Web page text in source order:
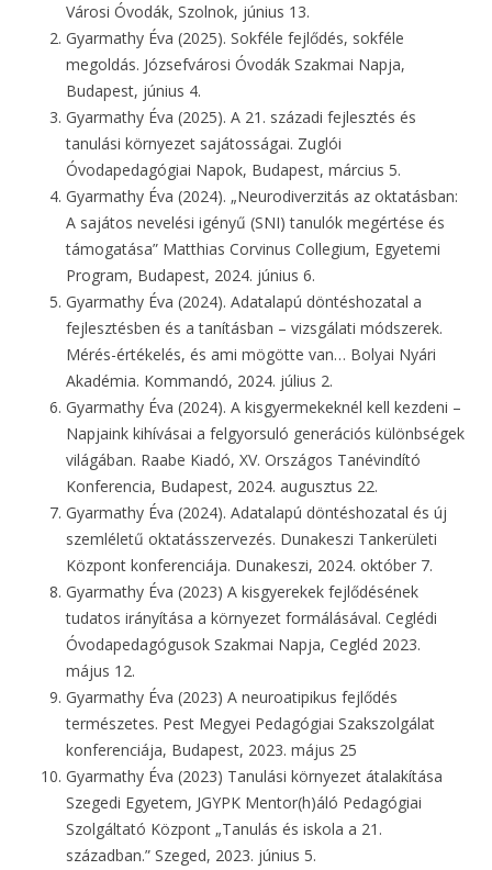
Városi Óvodák, Szolnok, június 13.
Gyarmathy Éva (2025). Sokféle fejlődés, sokféle
megoldás. Józsefvárosi Óvodák Szakmai Napja,
Budapest, június 4.
Gyarmathy Éva (2025). A 21. századi fejlesztés és
tanulási környezet sajátosságai. Zuglói
Óvodapedagógiai Napok, Budapest, március 5.
Gyarmathy Éva (2024). „Neurodiverzitás az oktatásban:
A sajátos nevelési igényű (SNI) tanulók megértése és
támogatása” Matthias Corvinus Collegium, Egyetemi
Program, Budapest, 2024. június 6.
Gyarmathy Éva (2024). Adatalapú döntéshozatal a
fejlesztésben és a tanításban – vizsgálati módszerek.
Mérés-értékelés, és ami mögötte van… Bolyai Nyári
Akadémia. Kommandó, 2024. július 2.
Gyarmathy Éva (2024). A kisgyermekeknél kell kezdeni –
Napjaink kihívásai a felgyorsuló generációs különbségek
világában. Raabe Kiadó, XV. Országos Tanévindító
Konferencia, Budapest, 2024. augusztus 22.
Gyarmathy Éva (2024). Adatalapú döntéshozatal és új
szemléletű oktatásszervezés. Dunakeszi Tankerületi
Központ konferenciája. Dunakeszi, 2024. október 7.
Gyarmathy Éva (2023) A kisgyerekek fejlődésének
tudatos irányítása a környezet formálásával. Ceglédi
Óvodapedagógusok Szakmai Napja, Cegléd 2023.
május 12.
Gyarmathy Éva (2023) A neuroatipikus fejlődés
természetes. Pest Megyei Pedagógiai Szakszolgálat
konferenciája, Budapest, 2023. május 25
Gyarmathy Éva (2023) Tanulási környezet átalakítása
Szegedi Egyetem, JGYPK Mentor(h)áló Pedagógiai
Szolgáltató Központ „Tanulás és iskola a 21.
században.” Szeged, 2023. június 5.